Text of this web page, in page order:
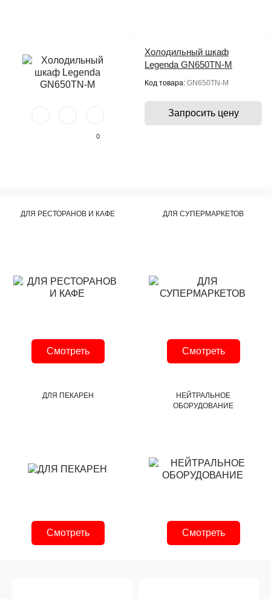
0
Холодильный шкаф
Legenda GN650TN-M
Код товара: GN650TN-M
Запросить цену
ДЛЯ РЕСТОРАНОВ И КАФЕ
Смотреть
ДЛЯ СУПЕРМАРКЕТОВ
Смотреть
ДЛЯ ПЕКАРЕН
Смотреть
НЕЙТРАЛЬНОЕ
ОБОРУДОВАНИЕ
Смотреть